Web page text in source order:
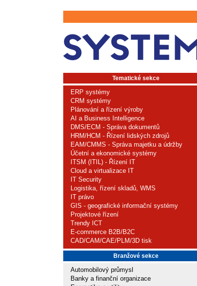
Tematické sekce
ERP systémy
CRM systémy
Plánování a řízení výroby
AI a Business Intelligence
DMS/ECM - Správa dokumentů
HRM/HCM - Řízení lidských zdrojů
EAM/CMMS - Správa majetku a údržby
Účetní a ekonomické systémy
ITSM (ITIL) - Řízení IT
Cloud a virtualizace IT
IT Security
Logistika, řízení skladů, WMS
IT právo
GIS - geografické informační systémy
Projektové řízení
Trendy ICT
E-commerce B2B/B2C
CAD/CAM/CAE/PLM/3D tisk
Branžové sekce
Automobilový průmysl
Banky a finanční organizace